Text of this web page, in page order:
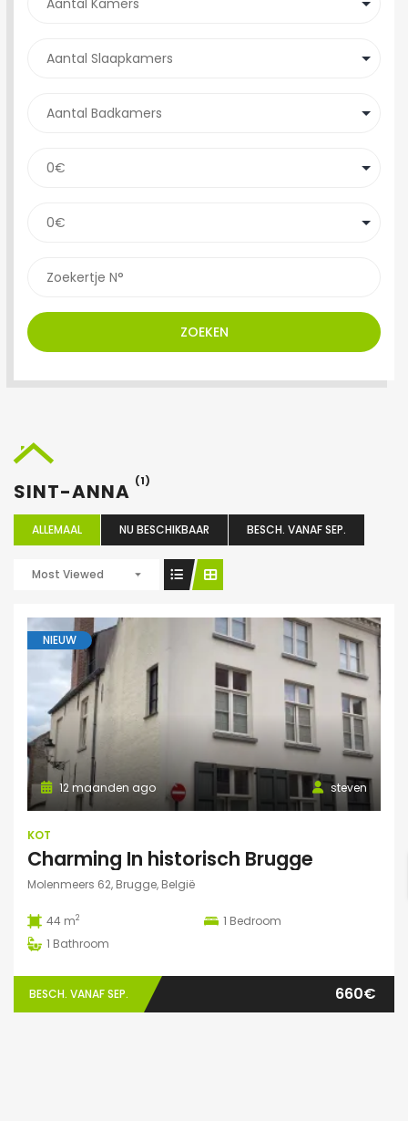
ZOEKEN
SINT-ANNA (1)
ALLEMAAL NU BESCHIKBAAR BESCH. VANAF SEP.
Most Viewed
NIEUW
steven
12 maanden ago
KOT
Charming In historisch Brugge
Molenmeers 62, Brugge, België
44 m2 1 Bedroom
1 Bathroom
BESCH. VANAF SEP. 660€